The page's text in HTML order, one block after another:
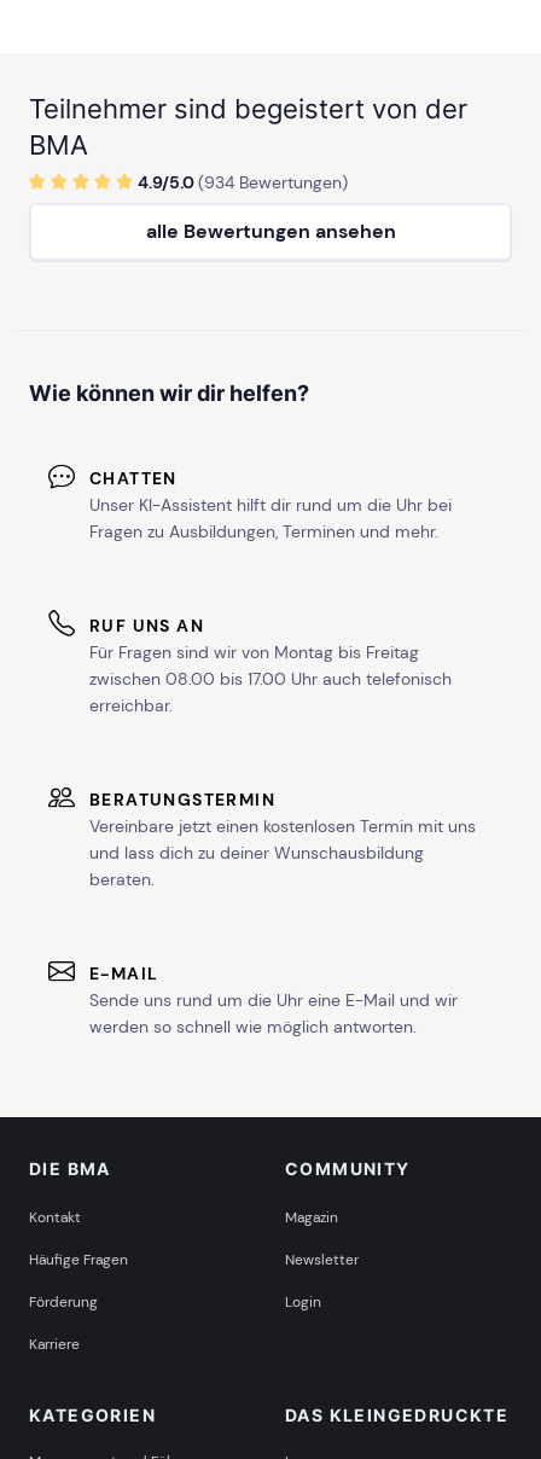
Teilnehmer sind begeistert von der
BMA
4.9/5.0(934 Bewertungen)
alle Bewertungen ansehen
Wie können wir dir helfen?
CHATTEN
Unser KI-Assistent hilft dir rund um die Uhr bei
Fragen zu Ausbildungen, Terminen und mehr.
RUF UNS AN
Für Fragen sind wir von Montag bis Freitag
zwischen 08.00 bis 17.00 Uhr auch telefonisch
erreichbar.
BERATUNGSTERMIN
Vereinbare jetzt einen kostenlosen Termin mit uns
und lass dich zu deiner Wunschausbildung
beraten.
E-MAIL
Sende uns rund um die Uhr eine E-Mail und wir
werden so schnell wie möglich antworten.
DIE BMA
Kontakt
Häufige Fragen
Förderung
Karriere
COMMUNITY
Magazin
Newsletter
Login
KATEGORIEN DAS KLEINGEDRUCKTE